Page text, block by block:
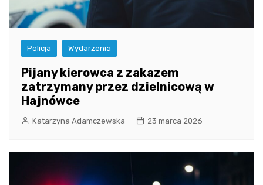
Policja Wydarzenia
Pijany kierowca z zakazem
zatrzymany przez dzielnicową w
Hajnówce
Katarzyna Adamczewska 23 marca 2026